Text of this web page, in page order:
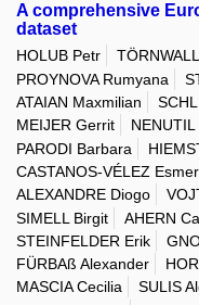
A comprehensive
dataset
HOLUB Petr
PROYNOVA Rumyana
ATAIAN Maxmilian
MEIJER Gerrit
PARODI Barbara
CASTANOS-VÉLEZ
ALEXANDRE Diogo
SIMELL Birgit
AHERN
STEINFELDER Erik
FÜRBAß Alexander
MASCIA Cecilia
SULIS